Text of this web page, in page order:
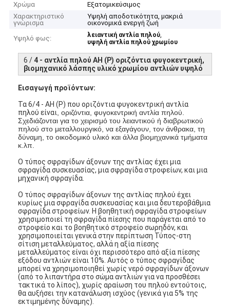
Χρώμα
Εξατομικεύσιμος
Χαρακτηριστικό
γνώρισμα
Υψηλή αποδοτικότητα, μακριά
οικονομικά ενεργή ζωή
Υψηλό φως:
λειαντική αντλία πηλού,
υψηλή αντλία πηλού χρωμίου
6 / 4 - αντλία πηλού AH (Ρ) οριζόντια φυγοκεντρική,
βιομηχανικό λάσπης υλικό χρωμίου αντλιών υψηλό
Εισαγωγή προϊόντων:
Τα 6/4 - AH (Ρ) που οριζόντια φυγοκεντρική αντλία
πηλού είναι , οριζόντια, φυγοκεντρική αντλία πηλού.
Σχεδιάζονται για το χειρισμό του λειαντικού ή διαβρωτικού
πηλού στο μεταλλουργικό, να εξαγάγουν, τον άνθρακα, τη
δύναμη, το οικοδομικό υλικό και άλλα βιομηχανικά τμήματα
κ.λπ.
Ο τύπος σφραγίδων άξονων της αντλίας έχει μια
σφραγίδα συσκευασίας, μια σφραγίδα στροφείων, και μια
μηχανική σφραγίδα.
Ο τύπος σφραγίδων άξονων της αντλίας πηλού έχει
κυρίως μια σφραγίδα συσκευασίας και μια δευτεροβάθμια
σφραγίδα στροφείων. Η βοηθητική σφραγίδα στροφείων
χρησιμοποιεί τη σφραγίδα πίεσης που παράγεται από το
στροφείο και το βοηθητικό στροφείο σωρηδόν, και
χρησιμοποιείται γενικά στην περίπτωση Τύπος-στη
σίτιση μεταλλεύματος, αλλά η αξία πίεσης
μεταλλεύματος είναι όχι περισσότερο από αξία πίεσης
εξόδου αντλιών είναι 10%. Αυτός ο τύπος σφραγίδας
μπορεί να χρησιμοποιηθεί χωρίς νερό σφραγίδων άξονων
(από το λιπαντήρα στο σώμα αντλιών για να προσθέσει
τακτικά το λίπος), χωρίς αραίωση του πηλού εντούτοις,
θα αυξήσει την κατανάλωση ισχύος (γενικά για 5% της
εκτιμημένης δύναμης).